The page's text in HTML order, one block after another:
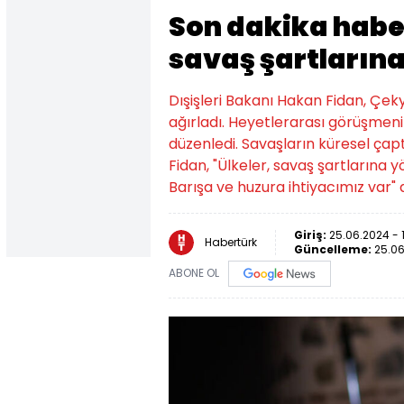
Son dakika
savaş
Dışişleri Bakanı Hakan Fidan,
ağırladı. Heyetlerarası
düzenledi. Savaşların küresel
Fidan, "Ülkeler, savaş şartlarına
Barışa ve huzura ihtiyacımız var"
Habertürk Giriş: 25.06.2024 -
Güncelleme:
ABONE OL